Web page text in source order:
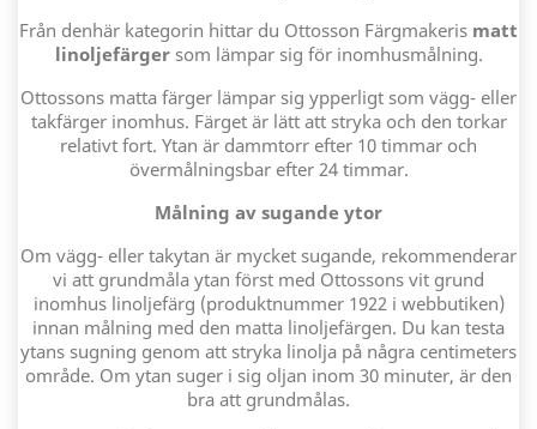
Från denhär kategorin hittar du Ottosson Färgmakeris matt
linoljefärger som lämpar sig för inomhusmålning.
Ottossons matta färger lämpar sig ypperligt som vägg- eller
takfärger inomhus. Färget är lätt att stryka och den torkar
relativt fort. Ytan är dammtorr efter 10 timmar och
övermålningsbar efter 24 timmar.
Målning av sugande ytor
Om vägg- eller takytan är mycket sugande, rekommenderar
vi att grundmåla ytan först med Ottossons vit grund
inomhus linoljefärg (produktnummer 1922 i webbutiken)
innan målning med den matta linoljefärgen. Du kan testa
ytans sugning genom att stryka linolja på några centimeters
område. Om ytan suger i sig oljan inom 30 minuter, är den
bra att grundmålas.